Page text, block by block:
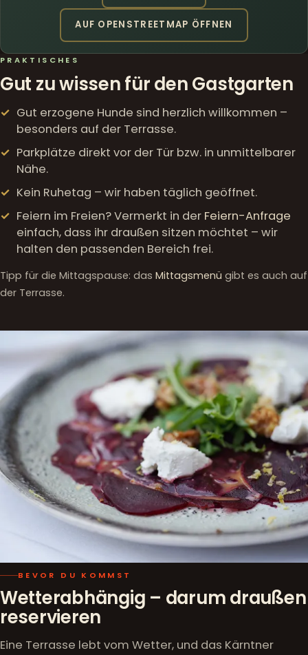
AUF OPENSTREETMAP ÖFFNEN
PRAKTISCHES
Gut zu wissen für den Gastgarten
Gut erzogene Hunde sind herzlich willkommen –
besonders auf der Terrasse.
Parkplätze direkt vor der Tür bzw. in unmittelbarer
Nähe.
Kein Ruhetag – wir haben täglich geöffnet.
Feiern im Freien? Vermerkt in der Feiern-Anfrage
einfach, dass ihr draußen sitzen möchtet – wir
halten den passenden Bereich frei.
Tipp für die Mittagspause: das Mittagsmenü gibt es auch auf
der Terrasse.
BEVOR DU KOMMST
Wetterabhängig – darum draußen
reservieren
Eine Terrasse lebt vom Wetter, und das Kärntner